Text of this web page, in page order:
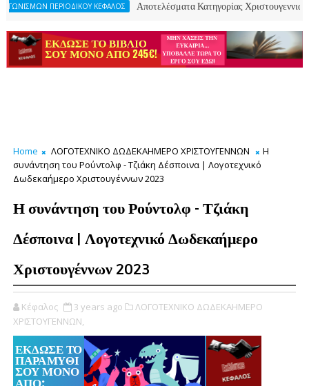
ΚΕΦΑΛΟΣ Αποτελέσματα Κατηγορίας Χριστουγεννιάτικου
Home ΛΟΓΟΤΕΧΝΙΚΟ ΔΩΔΕΚΑΗΜΕΡΟ ΧΡΙΣΤΟΥΓΕΝΝΩΝ
Η
συνάντηση του Ρούντολφ - Τζιάκη Δέσποινα | Λογοτεχνικό
Δωδεκαήμερο Χριστουγέννων 2023
Η συνάντηση του Ρούντολφ - Τζιάκη
Δέσποινα | Λογοτεχνικό Δωδεκαήμερο
Χριστουγέννων 2023
Κέφαλος 3 years ago
ΛΟΓΟΤΕΧΝΙΚΟ ΔΩΔΕΚΑΗΜΕΡΟ
ΧΡΙΣΤΟΥΓΕΝΝΩΝ,